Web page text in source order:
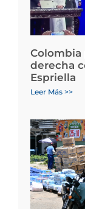
Colombia
derecha
Espriella
Leer Más >>